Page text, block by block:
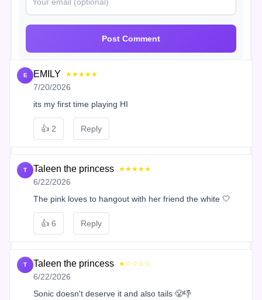
Post Comment
E EMILY ★★★★★
7/20/2026
its my first time playing HI
👍 2 Reply
T Taleen the princess ★★★★★
6/22/2026
The pink loves to hangout with her friend the white 🤍
👍 6 Reply
T Taleen the princess ★☆☆☆☆
6/22/2026
Sonic doesn't deserve it and also tails 😤👎